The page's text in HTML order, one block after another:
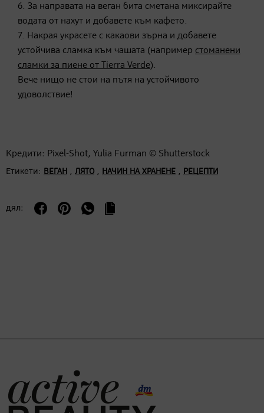
6. За направата на веган бита сметана миксирайте
водата от нахут и добавете към кафето.
7. Накрая украсете с какаови зърна и добавете
устойчива сламка към чашата (например стоманени
сламки за пиене от Tierra Verde).
Вече нищо не стои на пътя на устойчивото
удоволствие!
Кредити: Pixel-Shot, Yulia Furman © Shutterstock
Етикети: ВЕГАН , ЛЯТО , НАЧИН НА ХРАНЕНЕ , РЕЦЕПТИ
дял: